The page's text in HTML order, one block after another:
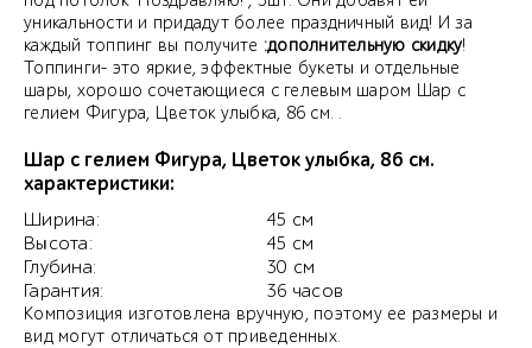
уникальности и придадут более праздничный вид! И за
каждый топпинг вы получите :дополнительную скидку!
Топпинги- это яркие, эффектные букеты и отдельные
шары, хорошо сочетающиеся с гелевым шаром Шар с
гелием Фигура, Цветок улыбка, 86 см. .
Шар с гелием Фигура, Цветок улыбка, 86 см.
характеристики:
Ширина:
Высота:
Глубина:
Гарантия:
45 см
45 см
30 см
36 часов
Композиция изготовлена вручную, поэтому ее размеры и
вид могут отличаться от приведенных.